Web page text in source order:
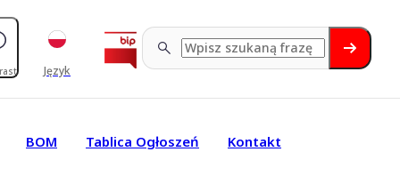
Język
BOM Tablica Ogłoszeń Kontakt